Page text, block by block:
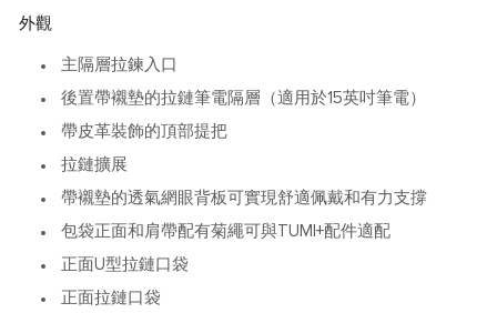
外觀
主隔層拉鍊入口
後置帶襯墊的拉鏈筆電隔層（適用於15英吋筆電）
帶皮革裝飾的頂部提把
拉鏈擴展
帶襯墊的透氣網眼背板可實現舒適佩戴和有力支撐
包袋正面和肩帶配有菊繩可與TUMI+配件適配
正面U型拉鏈口袋
正面拉鏈口袋